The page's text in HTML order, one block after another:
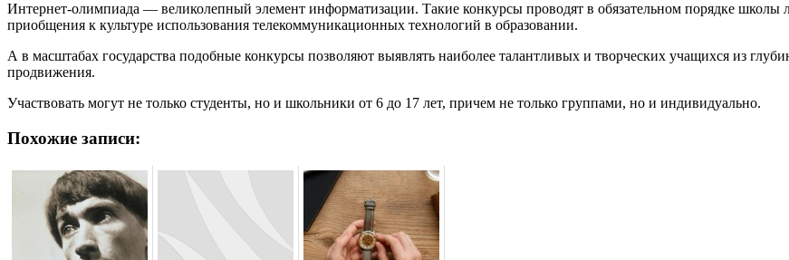
Интернет-олимпиада — великолепный элемент информатизации. Такие конкурсы проводят в обязательном порядке
приобщения к культуре использования телекоммуникационных технологий в образовании.
А в масштабах государства подобные конкурсы позволяют выявлять наиболее талантливых и творческих учащихся из
продвижения.
Участвовать могут не только студенты, но и школьники от 6 до 17 лет, причем не только группами, но и индивидуально.
Похожие записи: